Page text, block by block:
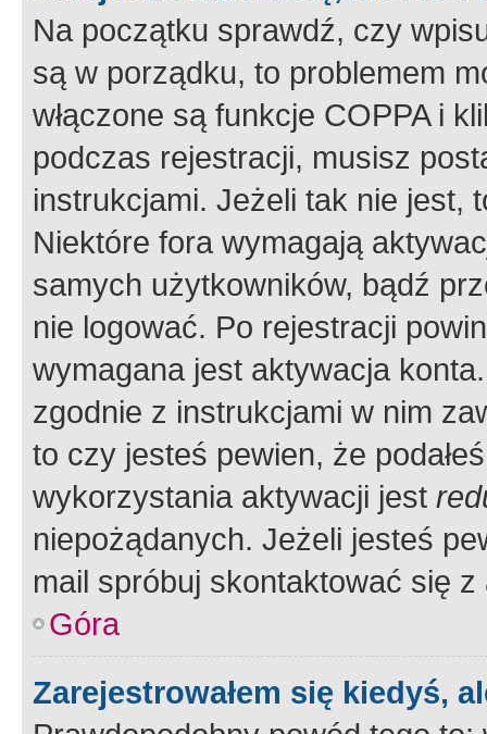
Na początku sprawdź, czy
są w porządku, to problemem
włączone są funkcje COPPA i
podczas rejestracji, musisz
instrukcjami. Jeżeli tak nie jest,
Niektóre fora wymagają
samych użytkowników, bądź
nie logować. Po rejestracji
wymagana jest aktywacja
zgodnie z instrukcjami w nim
to czy jesteś pewien, że
wykorzystania aktywacji jest
niepożądanych. Jeżeli jesteś
mail spróbuj skontaktować się
Góra
Zarejestrowałem się kiedyś,